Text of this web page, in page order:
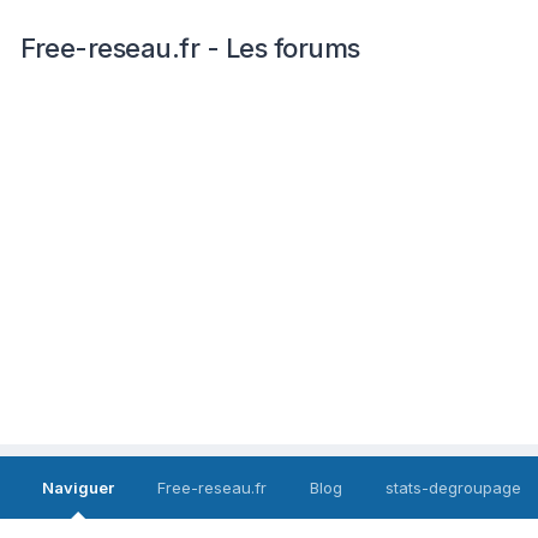
Free-reseau.fr - Les forums
Naviguer Free-reseau.fr Blog stats-degroupage